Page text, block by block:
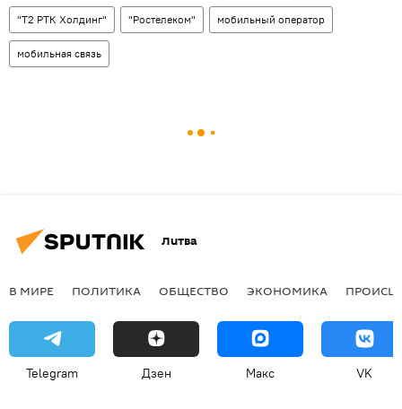
"Т2 РТК Холдинг" "Ростелеком" мобильный оператор
мобильная связь
Литва
В МИРЕ ПОЛИТИКА ОБЩЕСТВО ЭКОНОМИКА
Telegram Дзен Макс VK